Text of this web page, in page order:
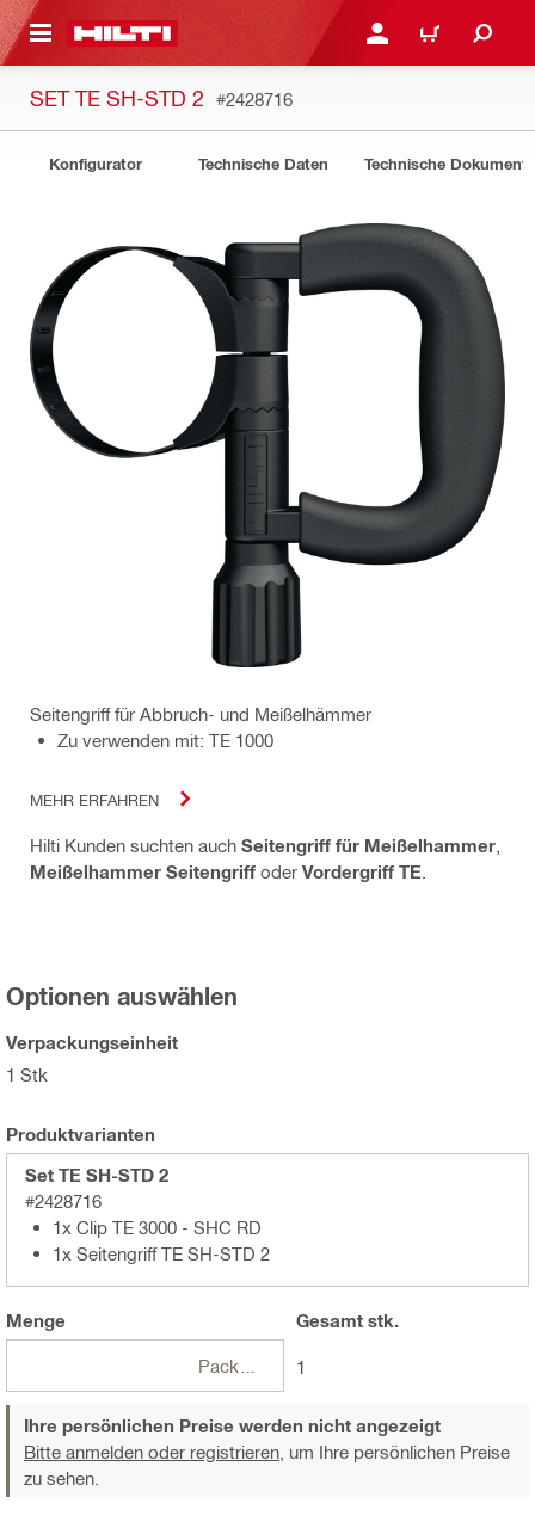
ANMELDEN ODER
WARENKORB
SET TE SH-STD 2 #2428716
Konfigurator Technische Daten Technische Dokumente
Seitengriff für Abbruch- und Meißelhämmer
Zu verwenden mit: TE 1000
MEHR ERFAHREN
Hilti Kunden suchten auch Seitengriff für Meißelhammer
Meißelhammer Seitengriff oder Vordergriff TE
Optionen auswählen
Verpackungseinheit
1 Stk
Produktvarianten
Set TE SH-STD 2
#2428716
1x Clip TE 3000 - SHC RD
1x Seitengriff TE SH-STD 2
Menge
Packungen
Gesamtstk.
1
Ihre persönlichen Preise werden nicht angezeigt
Bitte anmelden oder registrieren, um Ihre persönlichen Preise
zu sehen.